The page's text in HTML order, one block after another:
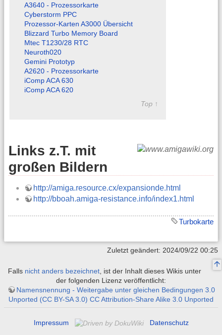
A3640 - Prozessorkarte
Cyberstorm PPC
Prozessor-Karten A3000 Übersicht
Blizzard Turbo Memory Board
Mtec T1230/28 RTC
Neuroth020
Gemini Prototyp
A2620 - Prozessorkarte
iComp ACA 630
iComp ACA 620
Top ↑
Links z.T. mit
großen Bildern
http://amiga.resource.cx/expansionde.html
http://bboah.amiga-resistance.info/index1.html
Turbokarte
Zuletzt geändert: 2024/09/22 00:25
Falls nicht anders bezeichnet , ist der Inhalt dieses Wikis unter
der folgenden Lizenz veröffentlicht:
Namensnennung - Weitergabe unter gleichen Bedingungen 3.0
Unported (CC BY-SA 3.0) CC Attribution-Share Alike 3.0 Unported
Impressum Datenschutz